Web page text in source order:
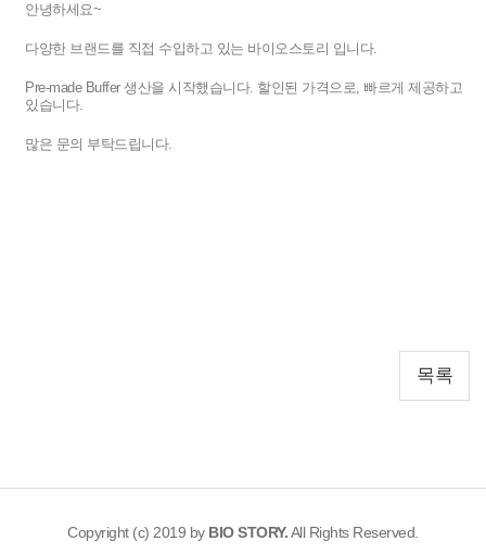
안녕하세요~
다양한 브랜드를 직접 수입하고 있는 바이오스토리 입니다.
Pre-made Buffer 생산을 시작했습니다. 할인된 가격으로, 빠르게 제공하고
있습니다.
많은 문의 부탁드립니다.
목록
Copyright (c) 2019 by BIO STORY.All Rights Reserved.